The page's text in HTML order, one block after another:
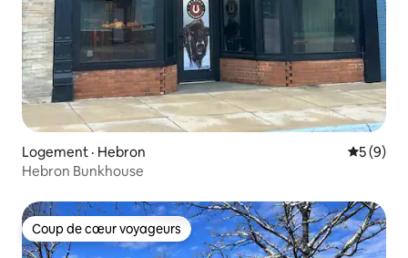
Logement · Hebron Note
5 (9)
Hebron Bunkhouse
Coup de cœur voyageurs
Coup de cœur voyageurs